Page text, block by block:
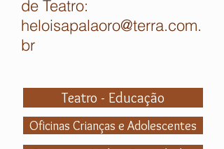
de Teatro:
heloisapalaoro@terra.com.
br
Teatro - Educação
Oficinas Crianças e Adolescentes